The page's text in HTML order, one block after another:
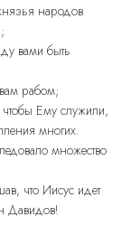
народов
вами быть
рабом;
Ему служили,
многих.
множество
что Иисус идет
Давидов!